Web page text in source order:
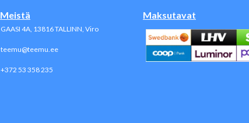
Meistä
GAASI 4A, 13816TALLINN, Viro
teemu@teemu.ee
+372 53 358 235
Maksutavat